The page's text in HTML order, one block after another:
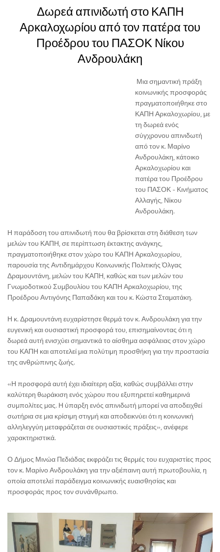
Δωρεά απινιδωτή στο ΚΑΠΗ
Αρκαλοχωρίου από τον πατέρα του
Προέδρου του ΠΑΣΟΚ Νίκου
Ανδρουλάκη
Μια σημαντική πράξη
κοινωνικής προσφοράς
πραγματοποιήθηκε στο
ΚΑΠΗ Αρκαλοχωρίου, με
τη δωρεά ενός
σύγχρονου απινιδωτή
από τον κ. Μαρίνο
Ανδρουλάκη, κάτοικο
Αρκαλοχωρίου και
πατέρα του Προέδρου
του ΠΑΣΟΚ - Κινήματος
Αλλαγής, Νίκου
Ανδρουλάκη.
Η παράδοση του απινιδωτή που θα βρίσκεται στη διάθεση των
μελών του ΚΑΠΗ, σε περίπτωση έκτακτης ανάγκης,
πραγματοποιήθηκε στον χώρο του ΚΑΠΗ Αρκαλοχωρίου,
παρουσία της Αντιδημάρχου Κοινωνικής Πολιτικής Όλγας
Δραμουντάνη, μελών του ΚΑΠΗ, καθώς και των μελών του
Γνωμοδοτικού Συμβουλίου του ΚΑΠΗ Αρκαλοχωρίου, της
Προέδρου Αντιγόνης Παπαδάκη και του κ. Κώστα Σταματάκη.
Η κ. Δραμουντάνη ευχαρίστησε θερμά τον κ. Ανδρουλάκη για την
ευγενική και ουσιαστική προσφορά του, επισημαίνοντας ότι η
δωρεά αυτή ενισχύει σημαντικά το αίσθημα ασφάλειας στον χώρο
του ΚΑΠΗ και αποτελεί μια πολύτιμη προσθήκη για την προστασία
της ανθρώπινης ζωής.
«Η προσφορά αυτή έχει ιδιαίτερη αξία, καθώς συμβάλλει στην
καλύτερη θωράκιση ενός χώρου που εξυπηρετεί καθημερινά
συμπολίτες μας. Η ύπαρξη ενός απινιδωτή μπορεί να αποδειχθεί
σωτήρια σε μια κρίσιμη στιγμή και αποδεικνύει ότι η κοινωνική
αλληλεγγύη μεταφράζεται σε ουσιαστικές πράξεις», ανέφερε
χαρακτηριστικά.
Ο Δήμος Μινώα Πεδιάδας εκφράζει τις θερμές του ευχαριστίες προς
τον κ. Μαρίνο Ανδρουλάκη για την αξιέπαινη αυτή πρωτοβουλία, η
οποία αποτελεί παράδειγμα κοινωνικής ευαισθησίας και
προσφοράς προς τον συνάνθρωπο.